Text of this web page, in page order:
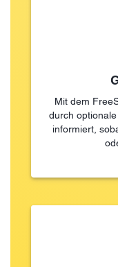
Mit dem
durch
informiert,